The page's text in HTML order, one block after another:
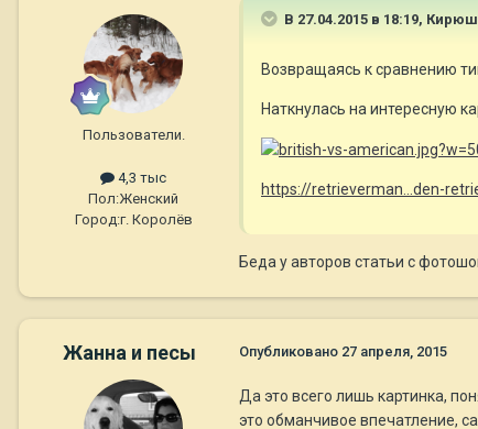
Пользователи.
4,3 тыс
Пол:Женский
Город:г. Королёв
В 27.04.2015 в 18:19,
Возвращаясь к сравнению
Наткнулась на интересную
https://retrieverman...den-
Беда у авторов статьи с
Жанна и песы Опубликовано 27 апреля, 2015
Да это всего лишь картинка,
это обманчивое впечатление,